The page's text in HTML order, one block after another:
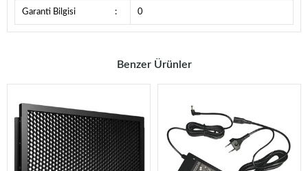
Garanti Bilgisi : 0
Benzer Ürünler